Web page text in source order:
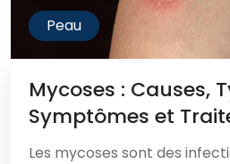
Peau
Mycoses : Causes,
Symptômes et
Les mycoses sont des